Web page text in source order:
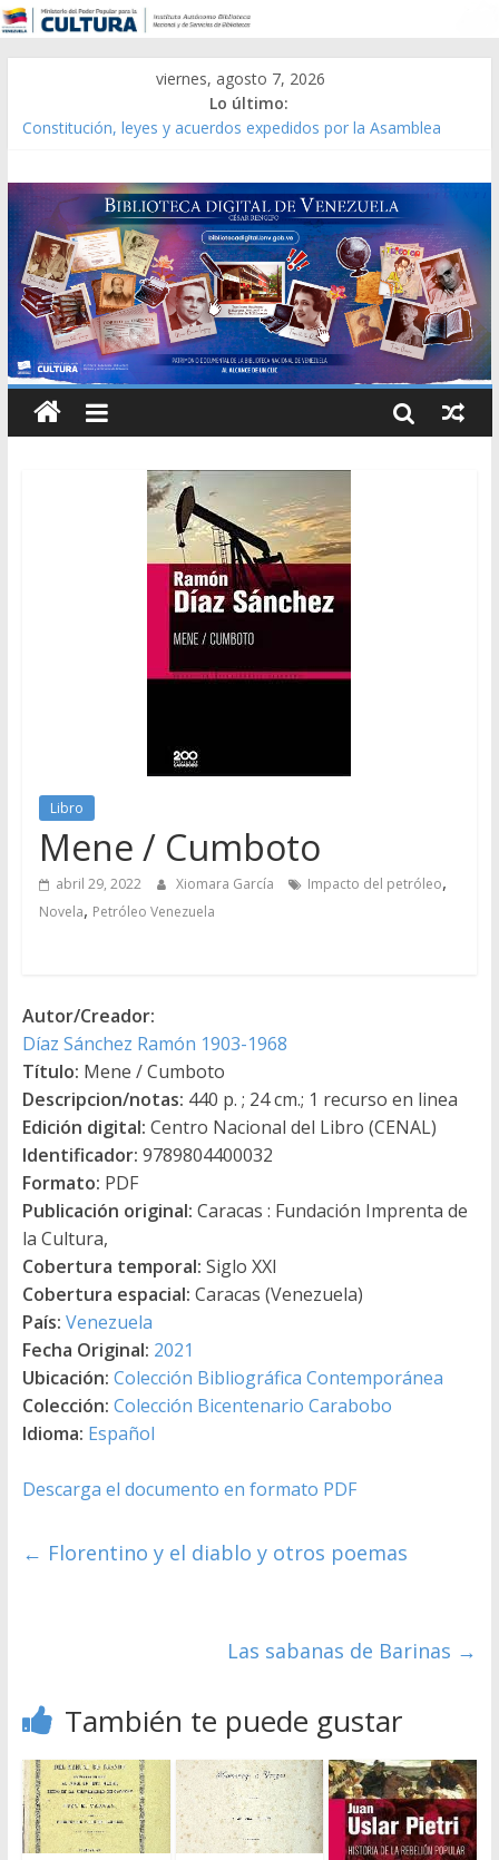
viernes, agosto 7, 2026
Lo último:
Constitución, leyes y acuerdos expedidos por la Asamblea
Modesta Bor Sánchez [material gráfico]
Gaceta Oficial de la República de Venezuela año CXXXIII Mes V,
Caracas 09 de marzo de 2006 N° 38.394
Catálogo temático de obras de Modesta Bor
Libro
Mene / Cumboto
abril 29, 2022 Xiomara García Impacto del petróleo,
Novela, Petróleo Venezuela
Autor/Creador:
Díaz Sánchez Ramón 1903-1968
Título: Mene / Cumboto
Descripcion/notas: 440 p. ; 24 cm.; 1 recurso en linea
Edición digital: Centro Nacional del Libro (CENAL)
Identificador: 9789804400032
Formato: PDF
Publicación original: Caracas : Fundación Imprenta de
la Cultura,
Cobertura temporal: Siglo XXI
Cobertura espacial: Caracas (Venezuela)
País: Venezuela
Fecha Original: 2021
Ubicación: Colección Bibliográfica Contemporánea
Colección: Colección Bicentenario Carabobo
Idioma: Español
Descarga el documento en formato PDF
← Florentino y el diablo y otros poemas
Las sabanas de Barinas →
También te puede gustar